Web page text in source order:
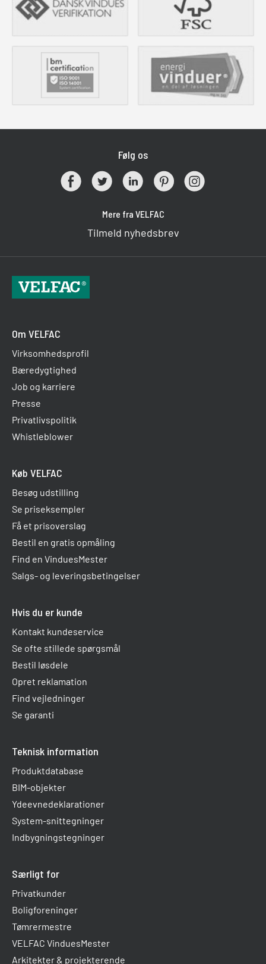
Følg os
Mere fra VELFAC
Tilmeld nyhedsbrev
Om VELFAC
Virksomhedsprofil
Bæredygtighed
Job og karriere
Presse
Privatlivspolitik
Whistleblower
Køb VELFAC
Besøg udstilling
Se priseksempler
Få et prisoverslag
Bestil en gratis opmåling
Find en VinduesMester
Salgs- og leveringsbetingelser
Hvis du er kunde
Kontakt kundeservice
Se ofte stillede spørgsmål
Bestil løsdele
Opret reklamation
Find vejledninger
Se garanti
Teknisk information
Produktdatabase
BIM-objekter
Ydeevnedeklarationer
System-snittegninger
Indbygningstegninger
Særligt for
Privatkunder
Boligforeninger
Tømrermestre
VELFAC VinduesMester
Arkitekter & projekterende